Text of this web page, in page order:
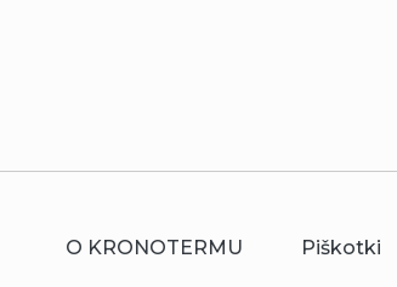
O KRONOTERMU Piškotki